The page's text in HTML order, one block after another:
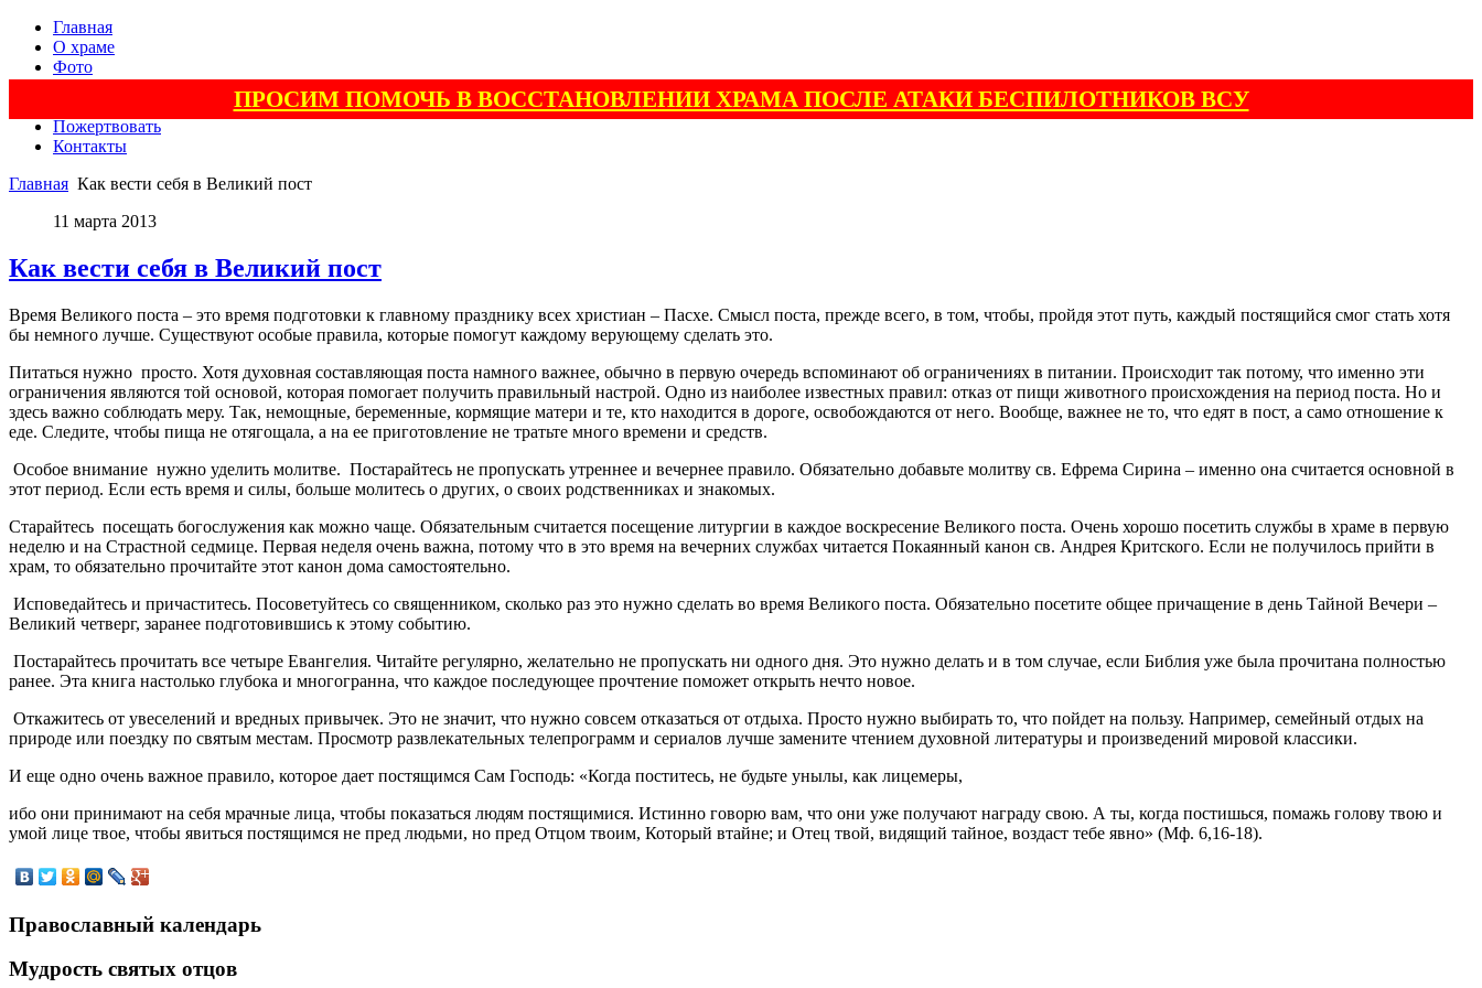
Главная
О храме
Фото
Пожертвовать
Контакты
ПРОСИМ ПОМОЧЬ В ВОССТАНОВЛЕНИИ ХРАМА ПОСЛЕ АТАКИ БЕСПИЛОТНИКОВ ВСУ
Главная Как вести себя в Великий пост
11 марта 2013
Как вести себя в Великий пост
Время Великого поста – это время подготовки к главному празднику всех христиан – Пасхе. Смысл поста, прежде всего, в том, чтобы, пройдя этот путь, каждый постящийся смог стать хотя
бы немного лучше. Существуют особые правила, которые помогут каждому верующему сделать это.
Питаться нужно просто. Хотя духовная составляющая поста намного важнее, обычно в первую очередь вспоминают об ограничениях в питании. Происходит так потому, что именно эти
ограничения являются той основой, которая помогает получить правильный настрой. Одно из наиболее известных правил: отказ от пищи животного происхождения на период поста. Но и
здесь важно соблюдать меру. Так, немощные, беременные, кормящие матери и те, кто находится в дороге, освобождаются от него. Вообще, важнее не то, что едят в пост, а само отношение к
еде. Следите, чтобы пища не отягощала, а на ее приготовление не тратьте много времени и средств.
Особое внимание нужно уделить молитве. Постарайтесь не пропускать утреннее и вечернее правило. Обязательно добавьте молитву св. Ефрема Сирина – именно она считается основной в
этот период. Если есть время и силы, больше молитесь о других, о своих родственниках и знакомых.
Старайтесь посещать богослужения как можно чаще. Обязательным считается посещение литургии в каждое воскресение Великого поста. Очень хорошо посетить службы в храме в первую
неделю и на Страстной седмице. Первая неделя очень важна, потому что в это время на вечерних службах читается Покаянный канон св. Андрея Критского. Если не получилось прийти в
храм, то обязательно прочитайте этот канон дома самостоятельно.
Исповедайтесь и причаститесь. Посоветуйтесь со священником, сколько раз это нужно сделать во время Великого поста. Обязательно посетите общее причащение в день Тайной Вечери –
Великий четверг, заранее подготовившись к этому событию.
Постарайтесь прочитать все четыре Евангелия. Читайте регулярно, желательно не пропускать ни одного дня. Это нужно делать и в том случае, если Библия уже была прочитана полностью
ранее. Эта книга настолько глубока и многогранна, что каждое последующее прочтение поможет открыть нечто новое.
Откажитесь от увеселений и вредных привычек. Это не значит, что нужно совсем отказаться от отдыха. Просто нужно выбирать то, что пойдет на пользу. Например, семейный отдых на
природе или поездку по святым местам. Просмотр развлекательных телепрограмм и сериалов лучше замените чтением духовной литературы и произведений мировой классики.
И еще одно очень важное правило, которое дает постящимся Сам Господь: «Когда поститесь, не будьте унылы, как лицемеры,
ибо они принимают на себя мрачные лица, чтобы показаться людям постящимися. Истинно говорю вам, что они уже получают награду свою. А ты, когда постишься, помажь голову твою и
умой лице твое, чтобы явиться постящимся не пред людьми, но пред Отцом твоим, Который втайне; и Отец твой, видящий тайное, воздаст тебе явно» (Мф. 6,16-18).
Православный календарь
Мудрость святых отцов